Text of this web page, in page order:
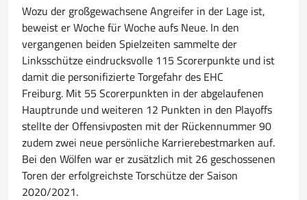
Wozu der großgewachsene Angreifer in der Lage ist,
beweist er Woche für Woche aufs Neue. In den
vergangenen beiden Spielzeiten sammelte der
Linksschütze eindrucksvolle 115 Scorerpunkte und ist
damit die personifizierte Torgefahr des EHC
Freiburg. Mit 55 Scorerpunkten in der abgelaufenen
Hauptrunde und weiteren 12 Punkten in den Playoffs
stellte der Offensivposten mit der Rückennummer 90
zudem zwei neue persönliche Karrierebestmarken auf.
Bei den Wölfen war er zusätzlich mit 26 geschossenen
Toren der erfolgreichste Torschütze der Saison
2020/2021.